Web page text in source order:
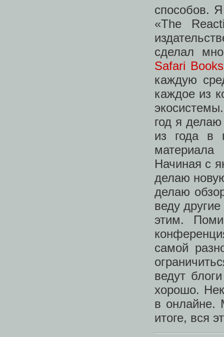
способов.
«The
сделал
Safari
каждую
каждое из
год я
из года в
Начиная с
делаю
делаю
веду
этим.
самой
ведут
хорошо.
в онлайне.
итоге, вся